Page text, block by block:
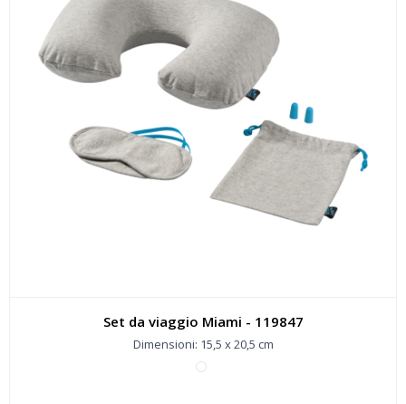
Set da viaggio Miami - 119847
Dimensioni: 15,5 x 20,5 cm